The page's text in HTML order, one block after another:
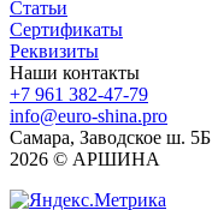
Статьи
Сертификаты
Реквизиты
Наши контакты
+7 961 382-47-79
info@euro-shina.pro
Самара, Заводское ш. 5Б
2026 © АРШИНА